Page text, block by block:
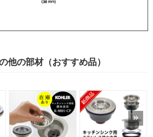
他の部材（おすすめ品）